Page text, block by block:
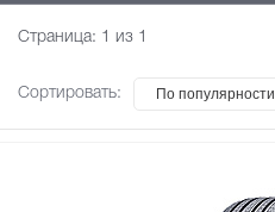
Страница: 1 из 1
Сортировать: По популярности